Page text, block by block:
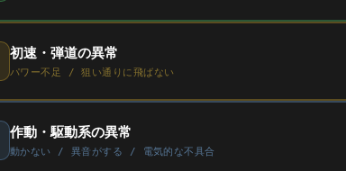
初速・弾道の異常
パワー不足 / 狙い通りに飛ばない
作動・駆動系の異常
動かない / 異音がする / 電気的な不具合